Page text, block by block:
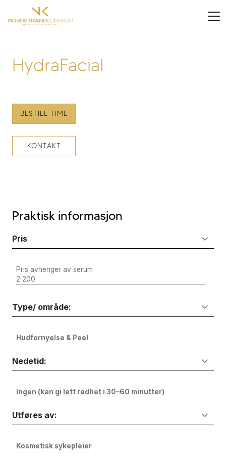
HydraFacial
BESTILL TIME
KONTAKT
Praktisk informasjon
Pris
Pris avhenger av serum
2 200
Type/ område:
Hudfornyelse & Peel
Nedetid:
Ingen (kan gi lett rødhet i 30–60 minutter)
Utføres av:
Kosmetisk sykepleier